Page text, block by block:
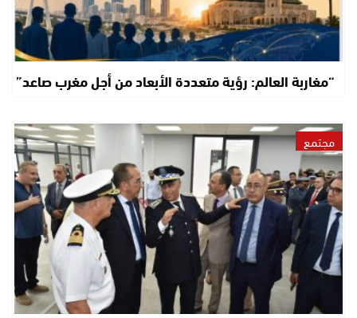
“مغاربة العالم: رؤية متعددة الأبعاد من أجل مغرب صاعد”
مجتمع